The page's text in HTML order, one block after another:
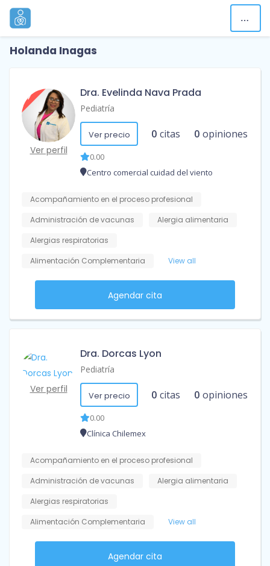
Holanda Inagas
Ver perfil
Dra. Evelinda Nava Prada
Pediatría
Ver precio 0 citas 0 opiniones
0.00
Centro comercial cuidad del viento
Acompañamiento en el proceso profesional
Administración de vacunas
Alergia alimentaria
Alergias respiratorias
Alimentación Complementaria
View all
Agendar cita
Ver perfil
Dra. Dorcas Lyon
Pediatría
Ver precio 0 citas 0 opiniones
0.00
Clínica Chilemex
Acompañamiento en el proceso profesional
Administración de vacunas
Alergia alimentaria
Alergias respiratorias
Alimentación Complementaria
View all
Agendar cita